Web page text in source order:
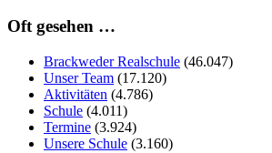
Oft gesehen …
Brackweder Realschule (46.047)
Unser Team (17.120)
Aktivitäten (4.786)
Schule (4.011)
Termine (3.924)
Unsere Schule (3.160)